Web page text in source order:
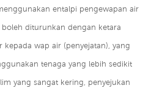
entalpi pengewapan air
diturunkan dengan ketara
wap air (penyejatan), yang
tenaga yang lebih sedikit
yang sangat kering, penyejukan